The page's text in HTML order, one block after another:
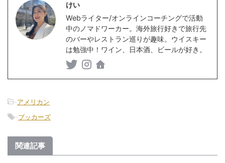
けい
Webライター/オンラインコーチングで活動
中のノマドワーカー。海外旅行好きで旅行先
のバーやレストラン巡りが趣味。ウイスキー
は勉強中！ワイン、日本酒、ビールが好き。
-アメリカン
-ブッカーズ
関連記事